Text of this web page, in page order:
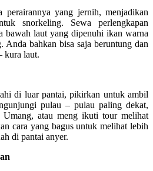
perairannya yang jernih, menjadikan
snorkeling. Sewa perlengkapan
bawah laut yang dipenuhi ikan warna
Anda bahkan bisa saja beruntung dan
kura laut.
di luar pantai, pikirkan untuk ambil
pulau – pulau paling dekat,
Umang, atau meng ikuti tour melihat
cara yang bagus untuk melihat lebih
di pantai anyer.